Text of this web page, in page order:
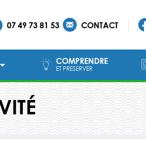
07 49 73 81 53 CONTACT
COMPRENDRE
ET PRESERVER